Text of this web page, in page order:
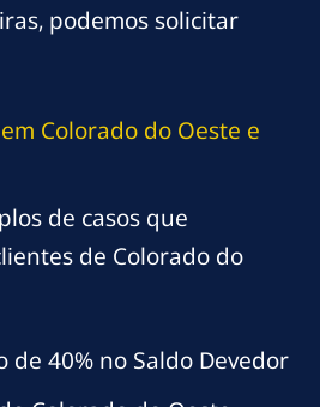
podemos solicitar
Colorado do Oeste e
de casos que
de Colorado do
de 40% no Saldo Devedor